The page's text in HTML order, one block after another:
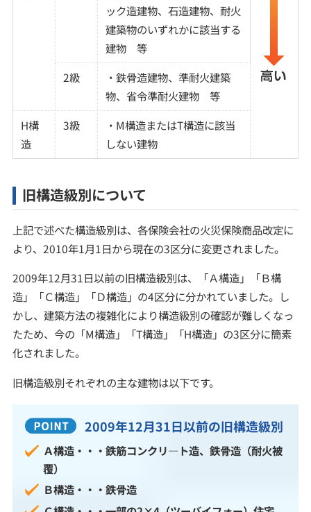
ック造建物、石造建物、耐火
建築物のいずれかに該当する
建物 等
2級
・鉄骨造建物、準耐火建築
物、省令準耐火建物 等
H構
造
3級
・M構造またはT構造に該当
しない建物
旧構造級別について
上記で述べた構造級別は、各保険会社の火災保険商品改定に
より、2010年1月1日から現在の3区分に変更されました。
2009年12月31日以前の旧構造級別は、「Ａ構造」「Ｂ構
造」「Ｃ構造」「Ｄ構造」の4区分に分かれていました。し
かし、建築方法の複雑化により構造級別の確認が難しくなっ
たため、今の「M構造」「T構造」「H構造」の3区分に簡素
化されました。
旧構造級別それぞれの主な建物は以下です。
2009年12月31日以前の旧構造級別
Ａ構造・・・鉄筋コンクリ―ト造、鉄骨造（耐火被
覆）
Ｂ構造・・・鉄骨造